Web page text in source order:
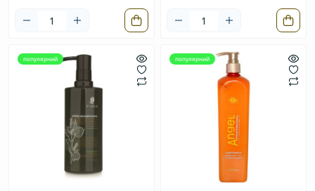
популярний популярний